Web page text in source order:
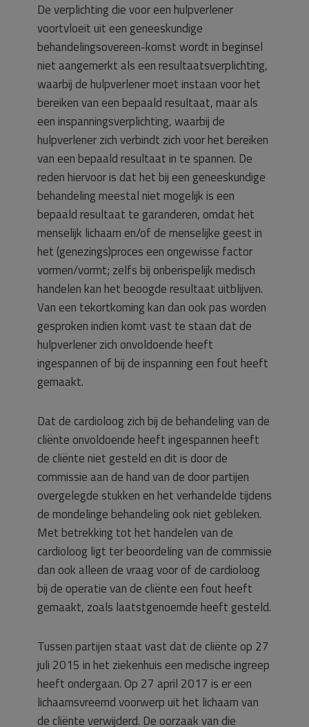
De verplichting die voor een hulpverlener
voortvloeit uit een geneeskundige
behandelingsovereen-komst wordt in beginsel
niet aangemerkt als een resultaatsverplichting,
waarbij de hulpverlener moet instaan voor het
bereiken van een bepaald resultaat, maar als
een inspanningsverplichting, waarbij de
hulpverlener zich verbindt zich voor het bereiken
van een bepaald resultaat in te spannen. De
reden hiervoor is dat het bij een geneeskundige
behandeling meestal niet mogelijk is een
bepaald resultaat te garanderen, omdat het
menselijk lichaam en/of de menselijke geest in
het (genezings)proces een ongewisse factor
vormen/vormt; zelfs bij onberispelijk medisch
handelen kan het beoogde resultaat uitblijven.
Van een tekortkoming kan dan ook pas worden
gesproken indien komt vast te staan dat de
hulpverlener zich onvoldoende heeft
ingespannen of bij de inspanning een fout heeft
gemaakt.
Dat de cardioloog zich bij de behandeling van de
cliënte onvoldoende heeft ingespannen heeft
de cliënte niet gesteld en dit is door de
commissie aan de hand van de door partijen
overgelegde stukken en het verhandelde tijdens
de mondelinge behandeling ook niet gebleken.
Met betrekking tot het handelen van de
cardioloog ligt ter beoordeling van de commissie
dan ook alleen de vraag voor of de cardioloog
bij de operatie van de cliënte een fout heeft
gemaakt, zoals laatstgenoemde heeft gesteld.
Tussen partijen staat vast dat de cliënte op 27
juli 2015 in het ziekenhuis een medische ingreep
heeft ondergaan. Op 27 april 2017 is er een
lichaamsvreemd voorwerp uit het lichaam van
de cliënte verwijderd. De oorzaak van die